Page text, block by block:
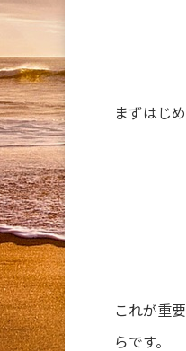
まずはじ
これが重
らです。